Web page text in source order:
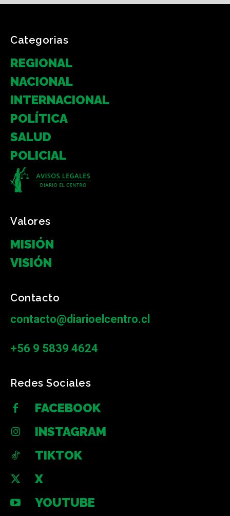
Categorias
REGIONAL
NACIONAL
INTERNACIONAL
POLÍTICA
SALUD
POLICIAL
Valores
MISIÓN
VISIÓN
Contacto
contacto@diarioelcentro.cl
+56 9 5839 4624
Redes Sociales
FACEBOOK
INSTAGRAM
TIKTOK
X
YOUTUBE